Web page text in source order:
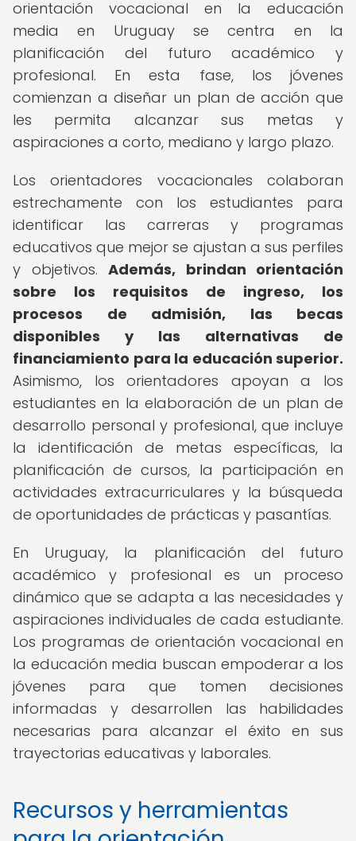
orientación vocacional en la educación
media en Uruguay se centra en la
planificación del futuro académico y
profesional. En esta fase, los jóvenes
comienzan a diseñar un plan de acción que
les permita alcanzar sus metas y
aspiraciones a corto, mediano y largo plazo.
Los orientadores vocacionales colaboran
estrechamente con los estudiantes para
identificar las carreras y programas
educativos que mejor se ajustan a sus perfiles
y objetivos. Además, brindan orientación
sobre los requisitos de ingreso, los
procesos de admisión, las becas
disponibles y las alternativas de
financiamiento para la educación superior.
Asimismo, los orientadores apoyan a los
estudiantes en la elaboración de un plan de
desarrollo personal y profesional, que incluye
la identificación de metas específicas, la
planificación de cursos, la participación en
actividades extracurriculares y la búsqueda
de oportunidades de prácticas y pasantías.
En Uruguay, la planificación del futuro
académico y profesional es un proceso
dinámico que se adapta a las necesidades y
aspiraciones individuales de cada estudiante.
Los programas de orientación vocacional en
la educación media buscan empoderar a los
jóvenes para que tomen decisiones
informadas y desarrollen las habilidades
necesarias para alcanzar el éxito en sus
trayectorias educativas y laborales.
Recursos y herramientas